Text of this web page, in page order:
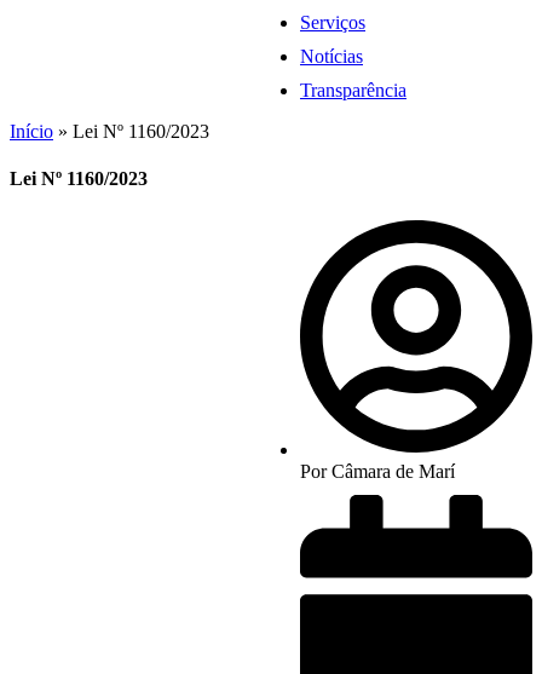
Serviços
Notícias
Transparência
Início » Lei Nº 1160/2023
Lei Nº 1160/2023
PorCâmara de Marí